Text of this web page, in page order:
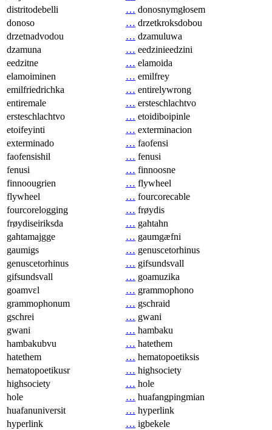
distritodebelli
… donosnymgłosem
donoso
… drzetkroksdobou
drzetnadvodou
… dzamuluwa
dzamuna
… eedzinieedzini
eedzitne
… elamoida
elamoiminen
… emilfrey
emilfriedrichka
… entirelywrong
entiremale
… ersteschlachtvo
ersteschlachtvo
… etoidiboipinle
etoifeyinti
… exterminacion
exterminado
… faofensi
faofensishil
… fenusi
fenusi
… finnoosne
finnoougrien
… flywheel
flywheel
… fourcorecable
fourcorelogging
… frøydis
frøydiseiriksda
… gahtahn
gahtamajgge
… gaumgæfni
gaumigs
… genuscetorhinus
genuscetorhinus
… gifsundsvall
gifsundsvall
… goamuzika
goamvɛl
… grammophono
grammophonum
… gschraid
gschrei
… gwani
gwani
… hambaku
hambakubvu
… hatethem
hatethem
… hematopoetiksis
hematopoetikusr
… highsociety
highsociety
… hole
hole
… huafangpingmian
huafanuniversit
… hyperlink
hyperlink
… igbekele